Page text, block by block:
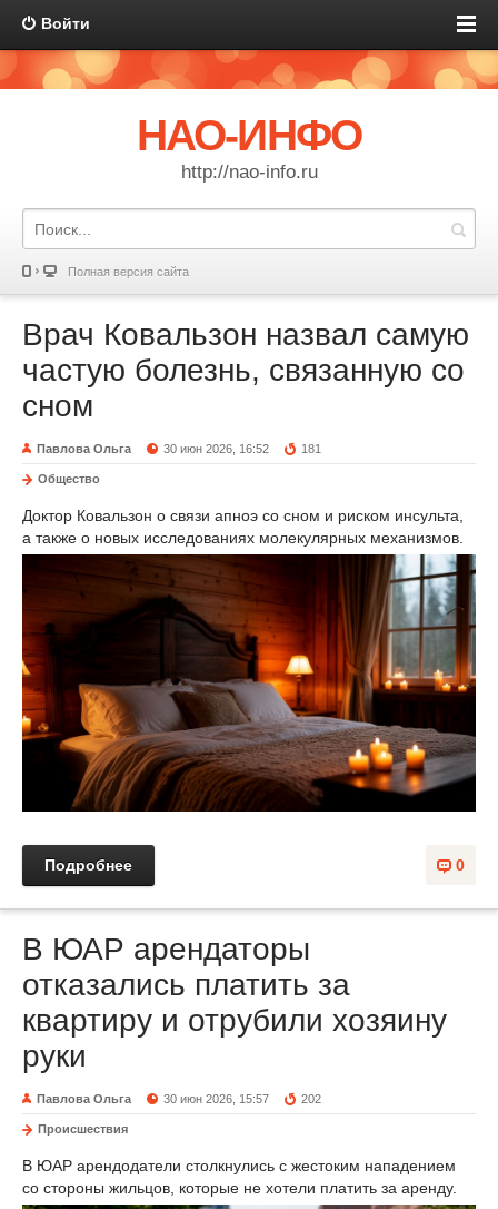
Войти
НАО-ИНФО
http://nao-info.ru
Полная версия сайта
Врач Ковальзон назвал самую
частую болезнь, связанную со
сном
Павлова Ольга 30 июн 2026, 16:52 181
Общество
Доктор Ковальзон о связи апноэ со сном и риском инсульта,
а также о новых исследованиях молекулярных механизмов.
0
Подробнее
В ЮАР арендаторы
отказались платить за
квартиру и отрубили хозяину
руки
Павлова Ольга 30 июн 2026, 15:57 202
Происшествия
В ЮАР арендодатели столкнулись с жестоким нападением
со стороны жильцов, которые не хотели платить за аренду.